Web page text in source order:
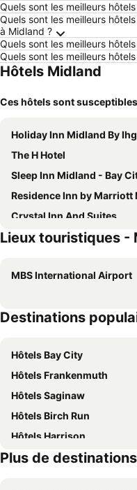
Quels sont les meilleurs
Quels sont les meilleurs
à Midland ?
Quels sont les meilleurs
Quels sont les meilleurs
Hôtels Midland
Ces hôtels sont
Holiday Inn Midland By Ihg
The H Hotel
Sleep Inn Midland - Bay City
Residence Inn by Marriott
Crystal Inn And Suites
Lieux touristiques -
MBS International Airport
Destinations
Hôtels Bay City
Hôtels Frankenmuth
Hôtels Saginaw
Hôtels Birch Run
Hôtels Harrison
Plus de